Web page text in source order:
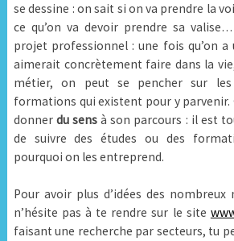
se dessine : on sait si on va prendre la
ce qu’on va devoir prendre sa
projet professionnel : une fois qu’on a
aimerait concrètement faire dans la
métier, on peut se pencher sur
formations qui existent pour y parvenir.
donner du sens à son parcours : il est
de suivre des études ou des
pourquoi on les entreprend.
Pour avoir plus d’idées des
n’hésite pas à te rendre sur le site
faisant une recherche par secteurs, tu